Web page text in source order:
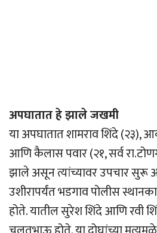
अपघातात हे झाले जखमी
या अपघातात शामराव शिंदे (२३),
आणि कैलास पवार (२१, सर्व
झाले असून त्यांच्यावर उपचार सुरू
उशीरापर्यंत भडगाव पोलीस
होते. यातील सुरेश शिंदे आणि रवी